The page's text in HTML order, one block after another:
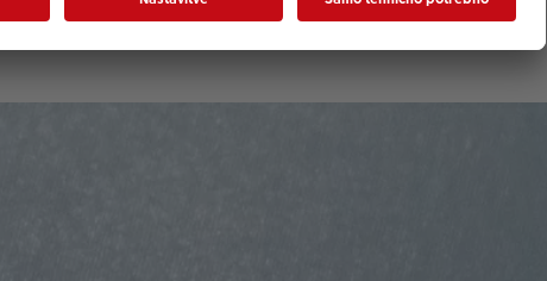
izvrstnem klasičnem digitalnem tisku